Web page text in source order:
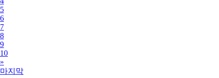
5
6
7
8
9
10
»
마지막